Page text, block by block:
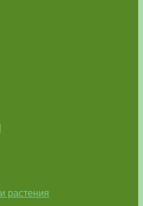
растения